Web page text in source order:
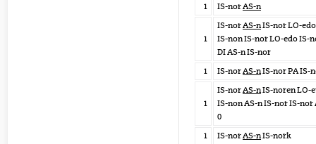
1
IS-norAS-n
1
IS-norAS-nIS-nor LO-
IS-non IS-nor LO-edo IS-
DI AS-n IS-nor
1
IS-norAS-nIS-nor PA IS-
1
IS-norAS-nIS-noren LO-
IS-non AS-n IS-nor IS-nor
0
1
IS-norAS-nIS-nork